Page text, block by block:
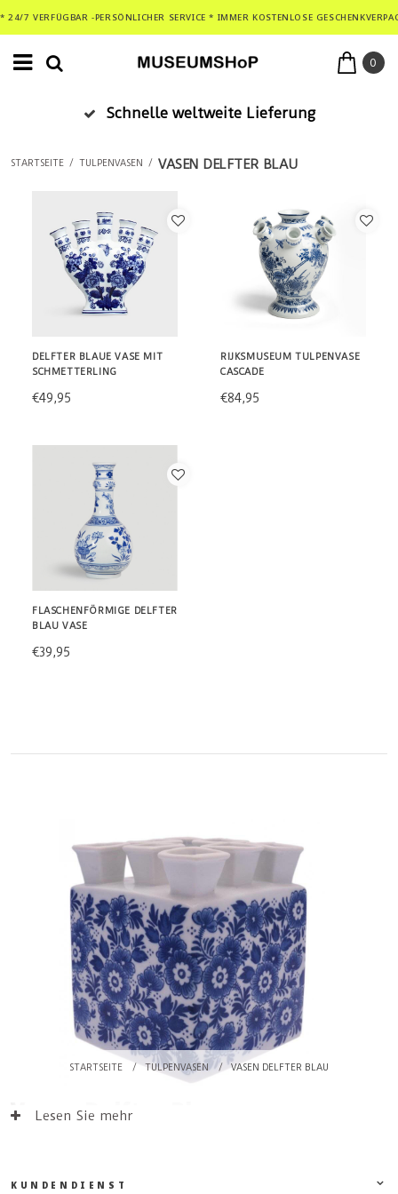
* 24/7 VERFÜGBAR -PERSÖNLICHER SERVICE * IMMER KOSTENLOSE
0
Schnelle weltweite Lieferung
STARTSEITE / TULPENVASEN / VASEN DELFTER BLAU
DELFTER BLAUE VASE MIT
SCHMETTERLING
€49,95
RIJKSMUSEUM TULPENVASE
CASCADE
€84,95
FLASCHENFÖRMIGE DELFTER
BLAU VASE
€39,95
STARTSEITE / TULPENVASEN / VASEN DELFTER BLAU
Vasen Delfter Blau
Lesen Sie mehr
KUNDENDIENST